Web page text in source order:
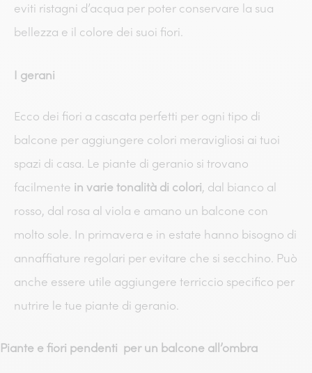
eviti ristagni d’acqua per poter conservare la sua
bellezza e il colore dei suoi fiori.
I gerani
Ecco dei fiori a cascata perfetti per ogni tipo di
balcone per aggiungere colori meravigliosi ai tuoi
spazi di casa. Le piante di geranio si trovano
facilmente in varie tonalità di colori, dal bianco al
rosso, dal rosa al viola e amano un balcone con
molto sole. In primavera e in estate hanno bisogno di
annaffiature regolari per evitare che si secchino. Può
anche essere utile aggiungere terriccio specifico per
nutrire le tue piante di geranio.
Piante e fiori pendenti per un balcone all’ombra